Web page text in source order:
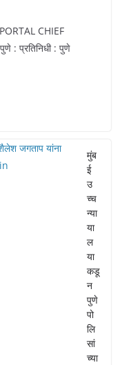
CHIEF
: प्रतिनिधी : पुणे
मुंब
ई
उ
च्च
न्या
या
ल
या
कडू
न
पुणे
पो
लि
सां
च्या